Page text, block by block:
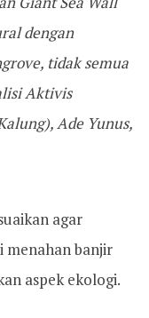
dengan
tidak semua
Aktivis
Ade Yunus,
agar
banjir
aspek ekologi.